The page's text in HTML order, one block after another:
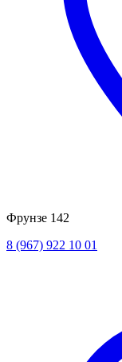
Фрунзе 142
8 (967) 922 10 01